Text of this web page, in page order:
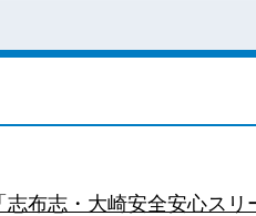
布志・大崎安全安心スリ